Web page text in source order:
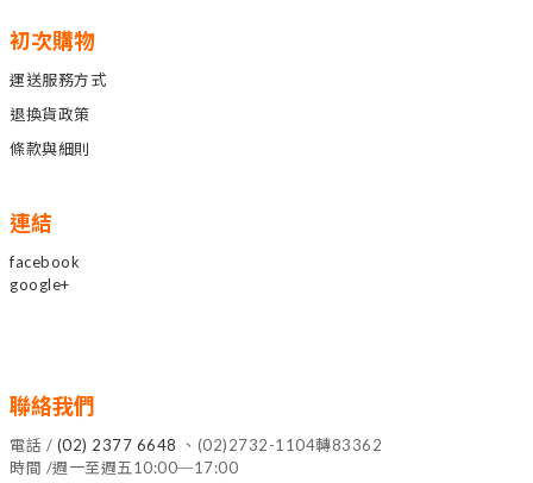
初次購物
運送服務方式
退換貨政策
條款與細則
連結
facebook
google+
聯絡我們
電話 / (02) 2377 6648
、(02)2732-1104轉83362
時間 /週一至週五10:00─17:00